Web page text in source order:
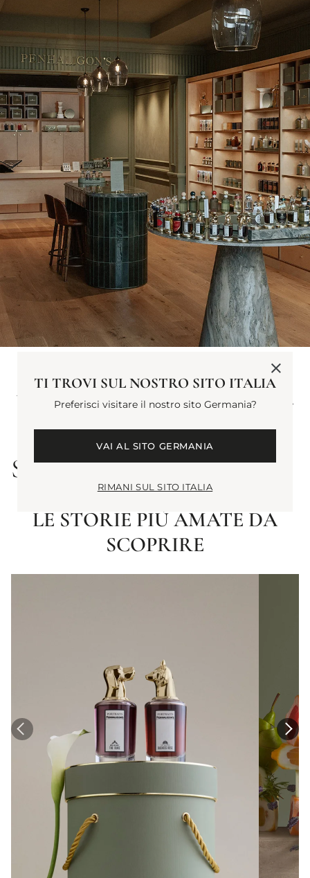
ALLOW
US TO
SERVICE​
Take a trip to a
Penhaligon's Boutique
Fragrance Experts to
assist in finding you the
perfect gift for every
occasion or oddity.
VISIT
STORE
LE STORIE PIÙ AMATE DA
SCOPRIRE
TI TROVI SUL NOSTRO SITO ITALIA
Preferisci visitare il nostro sito Germania?
VAI AL SITO GERMANIA
RIMANI SUL SITO ITALIA